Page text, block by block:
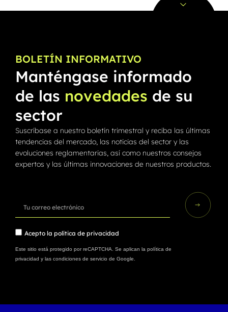
BOLETÍN INFORMATIVO
Manténgase informado
de las novedades de su
sector
Suscríbase a nuestro boletín trimestral y reciba las últimas
tendencias del mercado, las noticias del sector y las
evoluciones reglamentarias, así como nuestros consejos
expertos y las últimas innovaciones de nuestros productos.
Acepto la política de privacidad
Este sitio está protegido por reCAPTCHA. Se aplican la política de
privacidad y las condiciones de servicio de Google.